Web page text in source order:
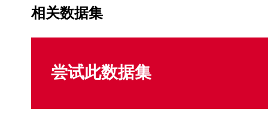
相关数据集
尝试此数据集